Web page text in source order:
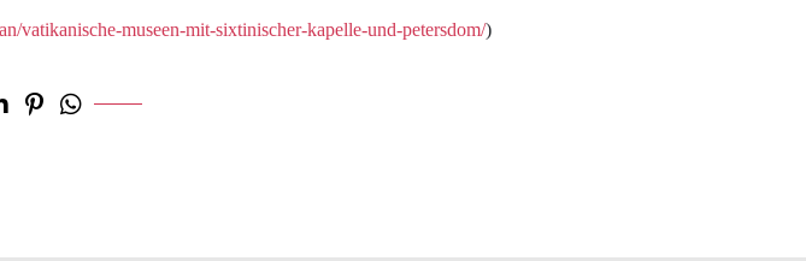
vatikanische-museen-mit-sixtinischer-kapelle-und-petersdom/)